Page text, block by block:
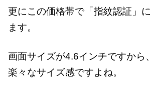
更にこの価格帯で「指紋認証」
ます。
画面サイズが4.6インチですから
楽々なサイズ感ですよね。